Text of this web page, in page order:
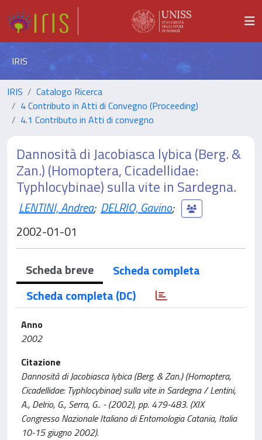
IRIS
IRIS
Catalogo Ricerca
4 Contributo in Atti di Convegno (Proceeding)
4.1 Contributo in Atti di convegno
Dannosità di Jacobiasca lybica (Berg. &
Zan.) (Homoptera, Cicadellidae:
Typhlocybinae) sulla vite in Sardegna.
LENTINI, Andrea; DELRIO, Gavino;
2002-01-01
Scheda breve
Scheda completa
Scheda completa (DC)
Anno
2002
Citazione
Dannosità di Jacobiasca lybica (Berg. & Zan.) (Homoptera,
Cicadellidae: Typhlocybinae) sulla vite in Sardegna / Lentini,
A., Delrio, G., Serra, G.. - (2002), pp. 479-483. (XIX
Congresso Nazionale Italiano di Entomologia Catania, Italia
10-15 giugno 2002).